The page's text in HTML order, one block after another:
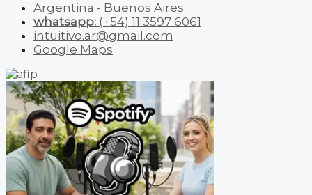
Argentina - Buenos Aires
whatsapp: (+54) 11 3597 6061
intuitivo.ar@gmail.com
Google Maps